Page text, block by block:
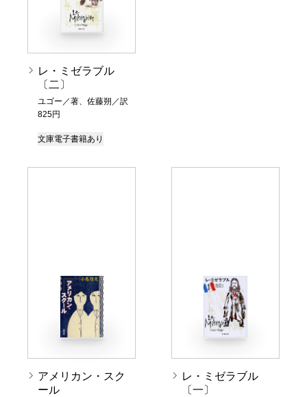
レ・ミゼラブル
〔二〕
ユゴー／著、佐藤朔／訳
825円
文庫電子書籍あり
アメリカン・スク
ール
レ・ミゼラブル
〔一〕